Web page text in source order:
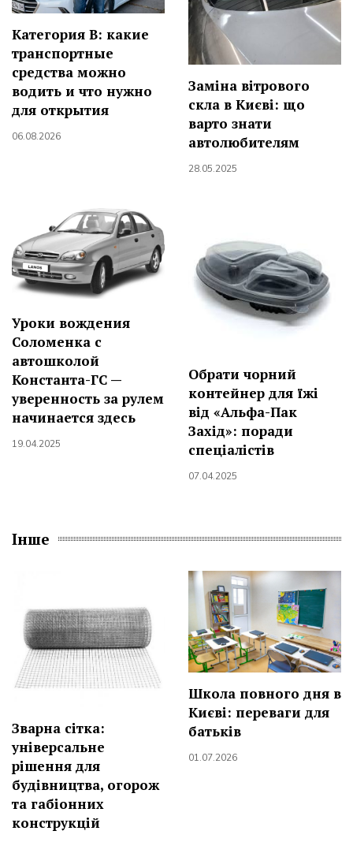
Категория B: какие
транспортные
средства можно
водить и что нужно
для открытия
06.08.2026
Заміна вітрового
скла в Києві: що
варто знати
автолюбителям
28.05.2025
Уроки вождения
Соломенка с
автошколой
Константа-ГС —
уверенность за рулем
начинается здесь
19.04.2025
Обрати чорний
контейнер для їжі
від «Альфа-Пак
Захід»: поради
спеціалістів
07.04.2025
Інше
Зварна сітка:
універсальне
рішення для
будівництва, огорож
та габіонних
конструкцій
Школа повного дня в
Києві: переваги для
батьків
01.07.2026